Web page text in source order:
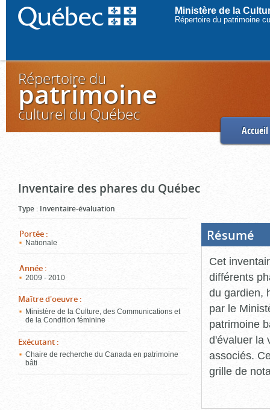
Ministère de la
Répertoire du patrimoine
Répertoire du
patrimoine
culturel du Québec
Accueil
Inventaire des phares du Québec
Type : Inventaire-évaluation
Portée :
Nationale
Année :
2009 - 2010
Maître d'oeuvre :
Ministère de la Culture, des Communications et
de la Condition féminine
Exécutant :
Chaire de recherche du Canada en patrimoine
bâti
Résumé
Cet
différents
du gardien,
par le
patrimoine
d'évaluer la
associés.
grille de